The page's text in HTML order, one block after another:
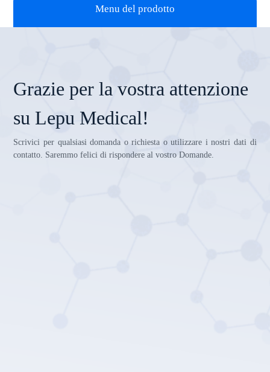
Menu del prodotto
Grazie per la vostra attenzione
su Lepu Medical!
Scrivici per qualsiasi domanda o richiesta o utilizzare i nostri dati di
contatto. Saremmo felici di rispondere al vostro Domande.